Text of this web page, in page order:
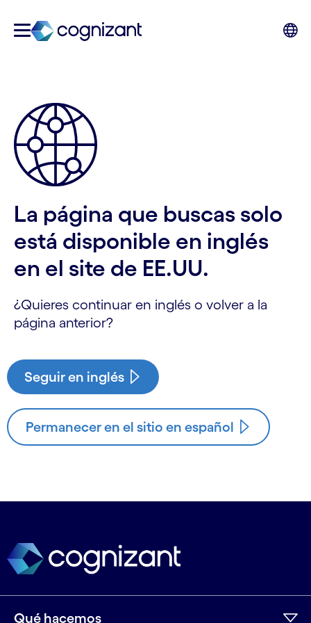
La página que buscas solo
está disponible en inglés
en el site de EE.UU.
¿Quieres continuar en inglés o volver a la
página anterior?
Seguir en inglés
Permanecer en el sitio en español
Qué hacemos